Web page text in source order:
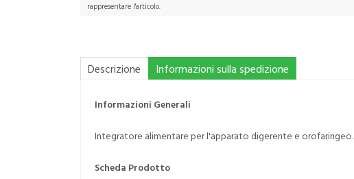
rappresentare l'articolo.
Descrizione Informazioni sulla spedizione
Informazioni Generali
Integratore alimentare per l'apparato digerente e orofaringeo.
Scheda Prodotto